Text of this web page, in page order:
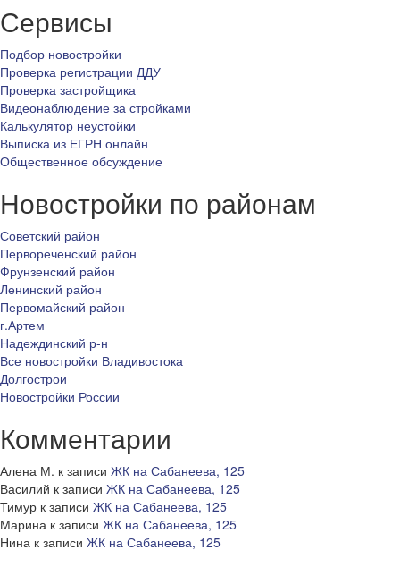
Сервисы
Подбор новостройки
Проверка регистрации ДДУ
Проверка застройщика
Видеонаблюдение за стройками
Калькулятор неустойки
Выписка из ЕГРН онлайн
Общественное обсуждение
Новостройки по районам
Советский район
Первореченский район
Фрунзенский район
Ленинский район
Первомайский район
г.Артем
Надеждинский р-н
Все новостройки Владивостока
Долгострои
Новостройки России
Комментарии
Алена М. к записи ЖК на Сабанеева, 125
Василий к записи ЖК на Сабанеева, 125
Тимур к записи ЖК на Сабанеева, 125
Марина к записи ЖК на Сабанеева, 125
Нина к записи ЖК на Сабанеева, 125